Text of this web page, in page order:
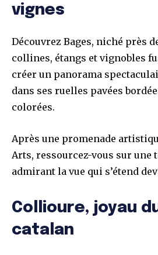
vignes
Découvrez Bages, niché près
collines, étangs et vignobles
créer un panorama
dans ses ruelles pavées
colorées.
Après une promenade
Arts, ressourcez-vous sur une
admirant la vue qui s’étend
Collioure, joyau
catalan